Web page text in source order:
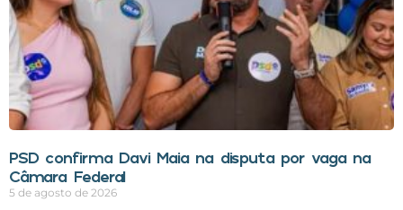
PSD confirma Davi Maia na disputa por vaga na
Câmara Federal
5 de agosto de 2026